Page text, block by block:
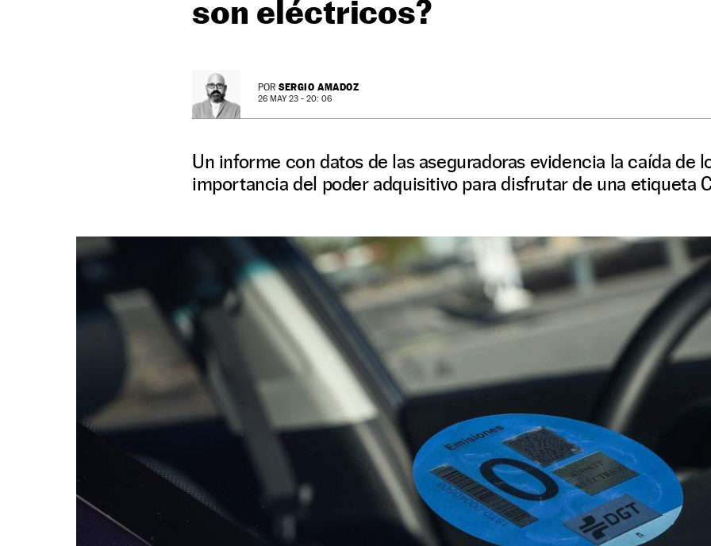
son eléctricos?
POR SERGIO AMADOZ
26 MAY 23 - 20: 06
Un informe con datos de las aseguradoras evidencia la caída de
importancia del poder adquisitivo para disfrutar de una etiqueta